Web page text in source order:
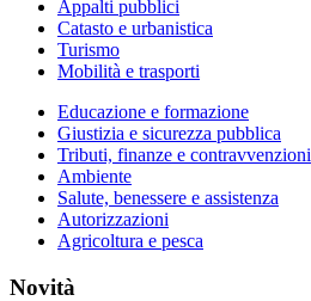
Appalti pubblici
Catasto e urbanistica
Turismo
Mobilità e trasporti
Educazione e formazione
Giustizia e sicurezza pubblica
Tributi, finanze e contravvenzioni
Ambiente
Salute, benessere e assistenza
Autorizzazioni
Agricoltura e pesca
Novità